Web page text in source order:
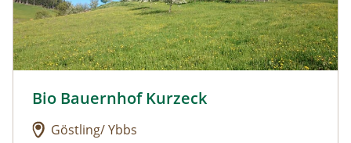
Urlaub am Bauernhof: Bio Bauernhof Kurzeck
Bio Bauernhof Kurzeck
Göstling/ Ybbs